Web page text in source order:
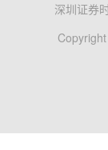
深圳证券